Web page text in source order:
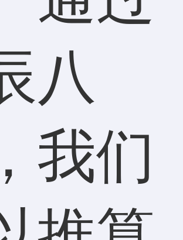
八
我们